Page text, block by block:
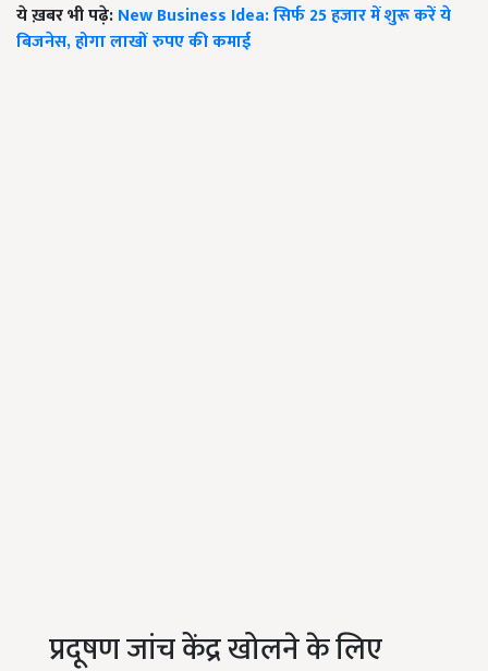
ये ख़बर भी पढ़े:New Business Idea: सिर्फ 25 हजार में शुरू करें ये
बिजनेस, होगा लाखों रुपए की कमाई
प्रदूषण जांच केंद्र खोलने के लिए